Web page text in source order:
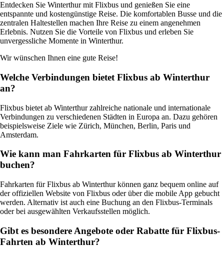
Entdecken Sie Winterthur mit Flixbus und genießen Sie eine
entspannte und kostengünstige Reise. Die komfortablen Busse und die
zentralen Haltestellen machen Ihre Reise zu einem angenehmen
Erlebnis. Nutzen Sie die Vorteile von Flixbus und erleben Sie
unvergessliche Momente in Winterthur.
Wir wünschen Ihnen eine gute Reise!
Welche Verbindungen bietet Flixbus ab Winterthur
an?
Flixbus bietet ab Winterthur zahlreiche nationale und internationale
Verbindungen zu verschiedenen Städten in Europa an. Dazu gehören
beispielsweise Ziele wie Zürich, München, Berlin, Paris und
Amsterdam.
Wie kann man Fahrkarten für Flixbus ab Winterthur
buchen?
Fahrkarten für Flixbus ab Winterthur können ganz bequem online auf
der offiziellen Website von Flixbus oder über die mobile App gebucht
werden. Alternativ ist auch eine Buchung an den Flixbus-Terminals
oder bei ausgewählten Verkaufsstellen möglich.
Gibt es besondere Angebote oder Rabatte für Flixbus-
Fahrten ab Winterthur?